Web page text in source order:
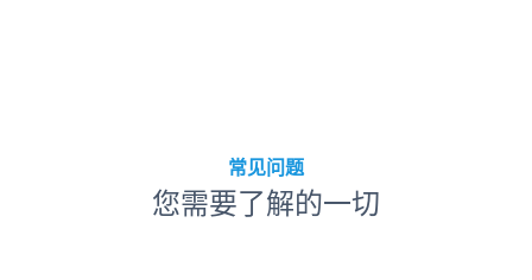
常见问题
您需要了解的一切